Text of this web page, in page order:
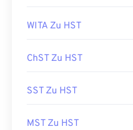
WITA Zu HST
ChST Zu HST
SST Zu HST
MST Zu HST